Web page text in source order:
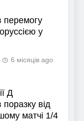
перемогу
у
6 місяців ago
Д
від
матчі 1/4